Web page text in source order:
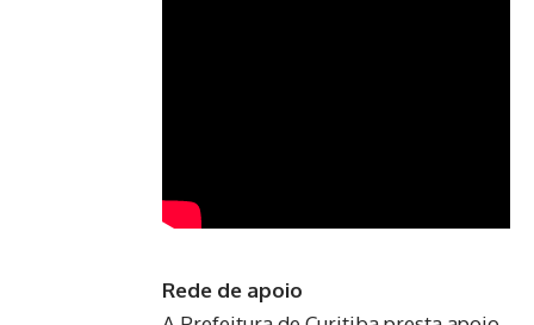
Rede de apoio